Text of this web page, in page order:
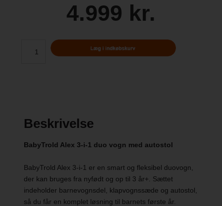
4.999 kr.
Beskrivelse
BabyTrold Alex 3-i-1 duo vogn med autostol
BabyTrold Alex 3-i-1 er en smart og fleksibel duovogn,
der kan bruges fra nyfødt og op til 3 år+. Sættet
indeholder barnevognsdel, klapvognssæde og autostol,
så du får en komplet løsning til barnets første år.